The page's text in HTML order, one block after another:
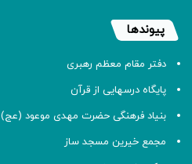
پیوندها
دفتر مقام معظم رهبری
پایگاه درسهایی از قرآن
بنیاد فرهنگی حضرت مهدی موعود (عج)
مجمع خیرین مسجد ساز